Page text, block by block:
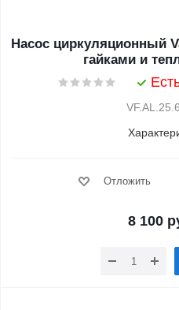
Насос циркуляционный
гайками и
Отложить
8 100